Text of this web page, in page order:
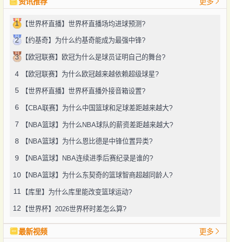
资讯推荐 更多
1 【世界杯直播】世界杯直播场均进球预测?
2 【约基奇】为什么约基奇能成为最强中锋?
3 【欧冠联赛】欧冠为什么是球员证明自己的舞台?
4 【欧冠联赛】为什么欧冠越来越依赖超级球星?
5 【世界杯直播】世界杯直播外接音箱设置?
6 【CBA联赛】为什么中国篮球和足球差距越来越大?
7 【NBA篮球】为什么NBA球队的薪资差距越来越大?
8 【NBA篮球】为什么恩比德是中锋位置异类?
9 【NBA篮球】NBA连续进季后赛纪录是谁的?
10 【NBA篮球】为什么东契奇的篮球智商超越同龄人?
11 【库里】为什么库里能改变篮球运动?
12 【世界杯】2026世界杯时差怎么算?
最新视频 更多